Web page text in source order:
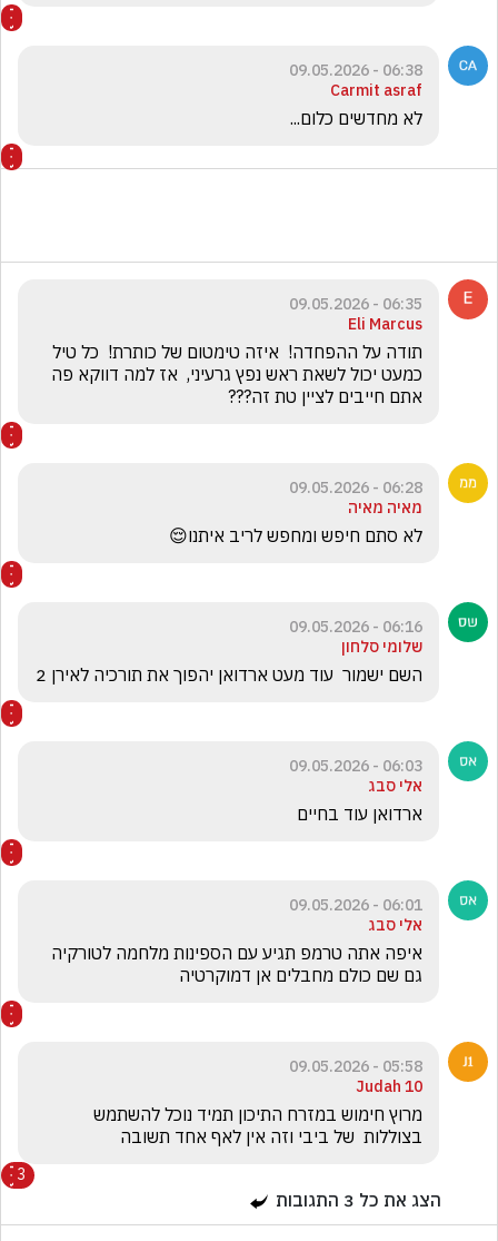
06:38 - 09.05.2026
Carmit asraf
לא מחדשים כלום...
06:35 - 09.05.2026
Eli Marcus
אתם חייבים לציין טת זה???
06:28 - 09.05.2026
מאיה מאיה
לא סתם חיפש ומחפש לריב איתנו😌
06:16 - 09.05.2026
שלומי סלחון
השם ישמור  עוד מעט ארדואן יהפוך את תורכיה לאירן 2
06:03 - 09.05.2026
אלי סבג
ארדואן עוד בחיים
06:01 - 09.05.2026
אלי סבג
גם שם כולם מחבלים אן דמוקרטיה
05:58 - 09.05.2026
Judah 10
בצוללות  של ביבי וזה אין לאף אחד תשובה
3
הצג את כל 3 התגובות